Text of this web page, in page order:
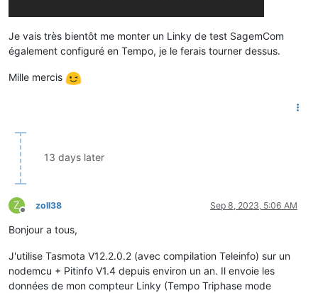
Je vais très bientôt me monter un Linky de test SagemCom
également configuré en Tempo, je le ferais tourner dessus.
Mille mercis
13 days later
Z
Offline
zoll38 Sep 8, 2023, 5:06 AM
Bonjour a tous,
J'utilise Tasmota V12.2.0.2 (avec compilation Teleinfo) sur un
nodemcu + Pitinfo V1.4 depuis environ un an. Il envoie les
données de mon compteur Linky (Tempo Triphase mode